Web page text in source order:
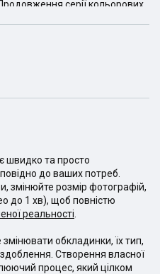
серії кольорових
швидко та просто
до ваших потреб.
змінюйте розмір фотографій,
до 1 хв), щоб повністю
реальності
обкладинки, їх тип,
Створення власної
процес, який цілком